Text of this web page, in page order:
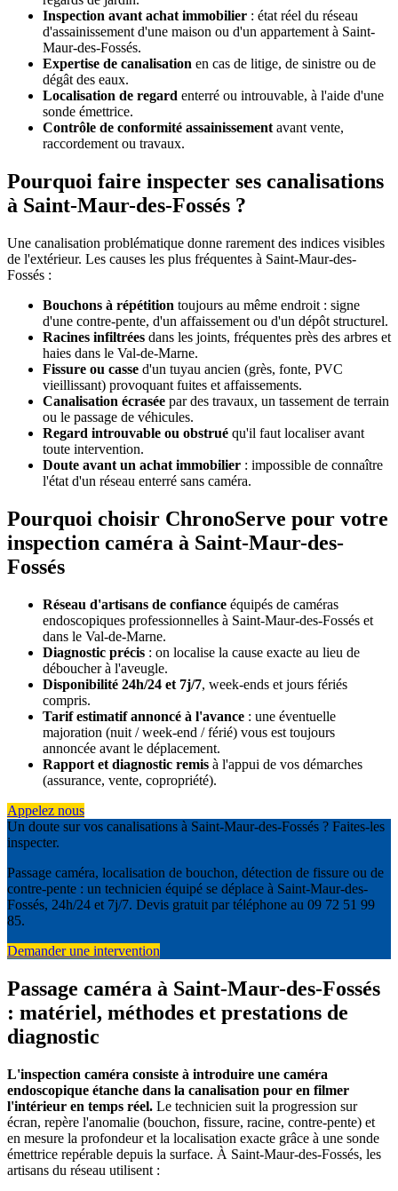
Inspection avant achat immobilier : état réel du réseau
d'assainissement d'une maison ou d'un appartement à Saint-
Maur-des-Fossés.
Expertise de canalisation en cas de litige, de sinistre ou de
dégât des eaux.
Localisation de regard enterré ou introuvable, à l'aide d'une
sonde émettrice.
Contrôle de conformité assainissement avant vente,
raccordement ou travaux.
Pourquoi faire inspecter ses canalisations
à Saint-Maur-des-Fossés ?
Une canalisation problématique donne rarement des indices visibles
de l'extérieur. Les causes les plus fréquentes à Saint-Maur-des-
Fossés :
Bouchons à répétition toujours au même endroit : signe
d'une contre-pente, d'un affaissement ou d'un dépôt structurel.
Racines infiltrées dans les joints, fréquentes près des arbres et
haies dans le Val-de-Marne.
Fissure ou casse d'un tuyau ancien (grès, fonte, PVC
vieillissant) provoquant fuites et affaissements.
Canalisation écrasée par des travaux, un tassement de terrain
ou le passage de véhicules.
Regard introuvable ou obstrué qu'il faut localiser avant
toute intervention.
Doute avant un achat immobilier : impossible de connaître
l'état d'un réseau enterré sans caméra.
Pourquoi choisir ChronoServe pour votre
inspection caméra à Saint-Maur-des-
Fossés
Réseau d'artisans de confiance équipés de caméras
endoscopiques professionnelles à Saint-Maur-des-Fossés et
dans le Val-de-Marne.
Diagnostic précis : on localise la cause exacte au lieu de
déboucher à l'aveugle.
Disponibilité 24h/24 et 7j/7, week-ends et jours fériés
compris.
Tarif estimatif annoncé à l'avance : une éventuelle
majoration (nuit / week-end / férié) vous est toujours
annoncée avant le déplacement.
Rapport et diagnostic remis à l'appui de vos démarches
(assurance, vente, copropriété).
Appelez nous
Un doute sur vos canalisations à Saint-Maur-des-Fossés ? Faites-les
inspecter.
Passage caméra, localisation de bouchon, détection de fissure ou de
contre-pente : un technicien équipé se déplace à Saint-Maur-des-
Fossés, 24h/24 et 7j/7. Devis gratuit par téléphone au 09 72 51 99
85.
Demander une intervention
Passage caméra à Saint-Maur-des-Fossés
: matériel, méthodes et prestations de
diagnostic
L'inspection caméra consiste à introduire une caméra
endoscopique étanche dans la canalisation pour en filmer
l'intérieur en temps réel. Le technicien suit la progression sur
écran, repère l'anomalie (bouchon, fissure, racine, contre-pente) et
en mesure la profondeur et la localisation exacte grâce à une sonde
émettrice repérable depuis la surface. À Saint-Maur-des-Fossés, les
artisans du réseau utilisent :